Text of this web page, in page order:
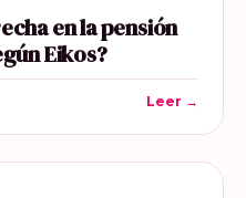
en la pensión
Eikos?
Leer →